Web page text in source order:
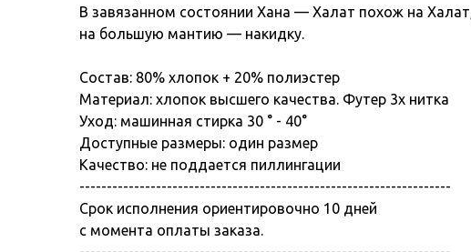
В завязанном состоянии Хана — Халат похож на
на большую мантию — накидку.
Состав: 80% хлопок + 20% полиэстер
Материал: хлопок высшего качества. Футер 3х нитка
Уход: машинная стирка 30 ° - 40°
Доступные размеры: один размер
Качество: не поддается пиллингации
--------------------------------------------------------------------
Срок исполнения ориентировочно 10 дней
с момента оплаты заказа.